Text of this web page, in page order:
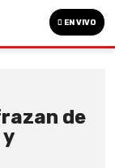
EN VIVO
de